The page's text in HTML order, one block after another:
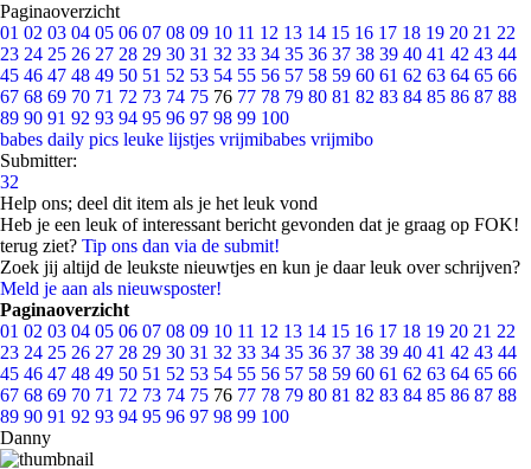
Paginaoverzicht
01 02 03 04 05 06 07 08 09 10 11 12 13 14 15 16 17 18 19 20 21 22
23 24 25 26 27 28 29 30 31 32 33 34 35 36 37 38 39 40 41 42 43 44
45 46 47 48 49 50 51 52 53 54 55 56 57 58 59 60 61 62 63 64 65 66
67 68 69 70 71 72 73 74 75 76 77 78 79 80 81 82 83 84 85 86 87 88
89 90 91 92 93 94 95 96 97 98 99 100
babes daily pics leuke lijstjes vrijmibabes vrijmibo
Submitter:
32
Help ons; deel dit item als je het leuk vond
Heb je een leuk of interessant bericht gevonden dat je graag op FOK!
terug ziet? Tip ons dan via de submit!
Zoek jij altijd de leukste nieuwtjes en kun je daar leuk over schrijven?
Meld je aan als nieuwsposter!
Paginaoverzicht
01 02 03 04 05 06 07 08 09 10 11 12 13 14 15 16 17 18 19 20 21 22
23 24 25 26 27 28 29 30 31 32 33 34 35 36 37 38 39 40 41 42 43 44
45 46 47 48 49 50 51 52 53 54 55 56 57 58 59 60 61 62 63 64 65 66
67 68 69 70 71 72 73 74 75 76 77 78 79 80 81 82 83 84 85 86 87 88
89 90 91 92 93 94 95 96 97 98 99 100
Danny